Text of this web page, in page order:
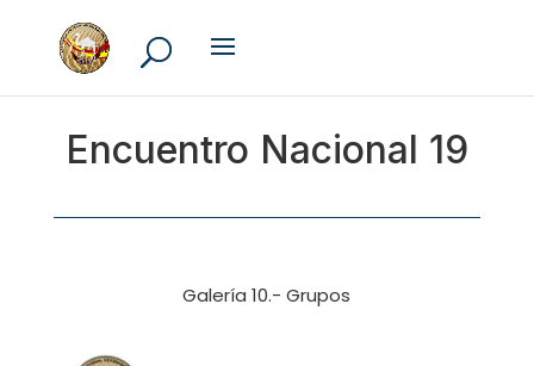
Encuentro Nacional 19
Galería 10.- Grupos